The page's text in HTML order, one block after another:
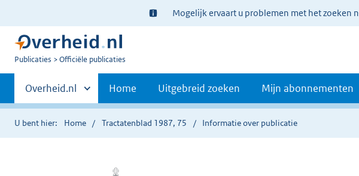
Ter
informatie:
Mogelijk ervaart u problemen met het zoeken
U
Publicaties Officiële publicaties
Primaire
navigatie
Andere
sites
binnen
Overheid.nl Home Uitgebreid zoeken Mijn abonnementen
U bent hier: Home Tractatenblad 1987, 75 Informatie over publicatie